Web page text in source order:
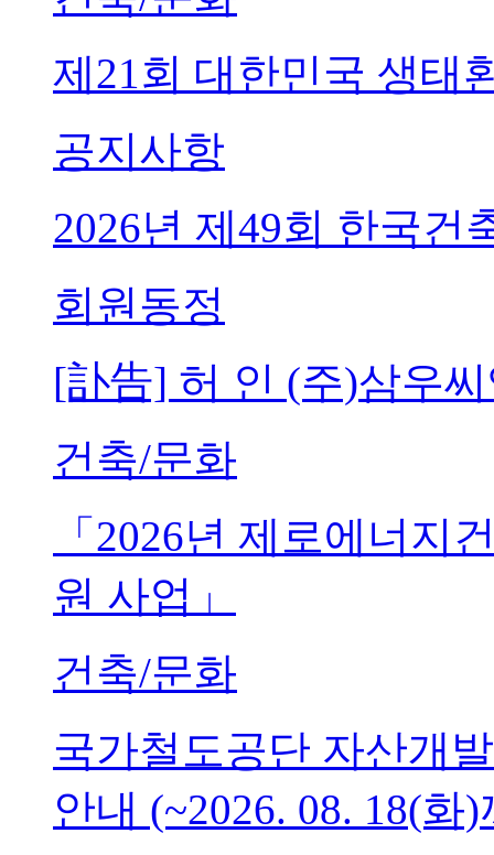
제21회 대한민국 생태
공지사항
2026년 제49회 한국건
회원동정
[訃告] 허 인 (주)삼우
건축/문화
「2026년 제로에너지
원 사업」
건축/문화
국가철도공단 자산개
안내 (~2026. 08. 18(화